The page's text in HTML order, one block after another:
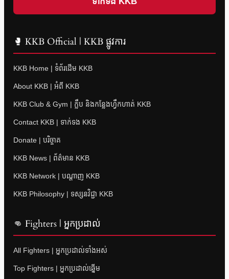
🥊 KKB Official | KKB ផ្លូវការ
KKB Home | ទំព័រដើម KKB
About KKB | អំពី KKB
KKB Club & Gym | ក្លឹប និងកន្លែងហ្វឹកហាត់ KKB
Contact KKB | ទាក់ទង KKB
Donate | បរិច្ចាគ
KKB News | ព័ត៌មាន KKB
KKB Network | បណ្តាញ KKB
KKB Philosophy | ទស្សនវិជ្ជា KKB
👊 Fighters | អ្នកប្រដាល់
All Fighters | អ្នកប្រដាល់ទាំងអស់
Top Fighters | អ្នកប្រដាល់ឆ្នើម